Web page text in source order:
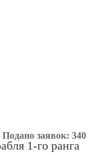
Подано заявок: 340
1-го ранга